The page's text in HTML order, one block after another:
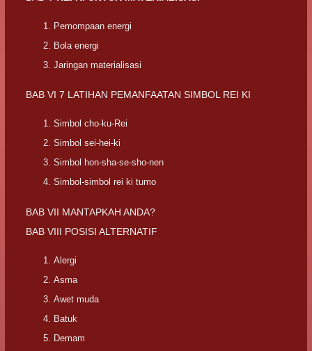
Pemompaan energi
Bola energi
Jaringan materialisasi
BAB VI 7 LATIHAN PEMANFAATAN SIMBOL REI KI
Simbol cho-ku-Rei
Simbol sei-hei-ki
Simbol hon-sha-se-sho-nen
Simbol-simbol rei ki tumo
BAB VII MANTAPKAH ANDA?
BAB VIII POSISI ALTERNATIF
Alergi
Asma
Awet muda
Batuk
Demam